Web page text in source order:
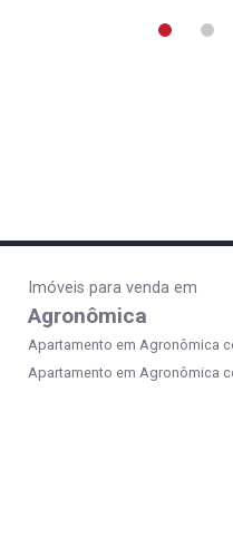
Imóveis para venda em
Agronômica
Apartamento em Agronômica
Apartamento em Agronômica